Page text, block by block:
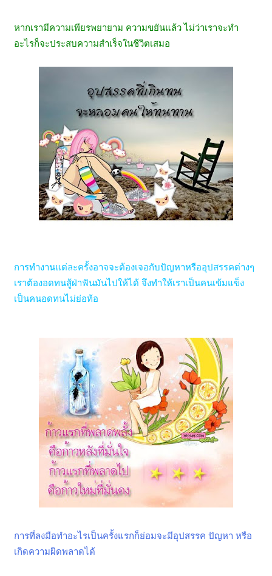
หากเรามีความเพียรพยายาม ความขยันแล้ว ไม่ว่าเราจะทำ
อะไรก็จะประสบความสำเร็จในชีวิตเสมอ
การทำงานแต่ละครั้งอาจจะต้องเจอกับปัญหาหรืออุปสรรคต่างๆ
เราต้องอดทนสู้ฝ่าฟันมันไปให้ได้ จึงทำให้เราเป็นคนเข้มแข็ง
เป็นคนอดทนไม่ย่อท้อ
การที่ลงมือทำอะไรเป็นครั้งแรกก็ย่อมจะมีอุปสรรค ปัญหา หรือ
เกิดความผิดพลาดได้